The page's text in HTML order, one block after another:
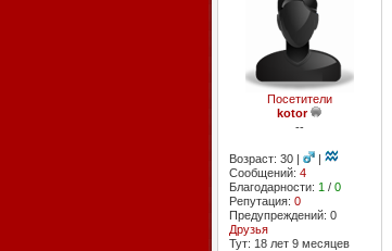
Посетители
kotor
--
Возраст: 30 |
|
Сообщений: 4
Благодарности: 1 / 0
Репутация: 0
Предупреждений: 0
Друзья
Тут: 18 лет 9 месяцев